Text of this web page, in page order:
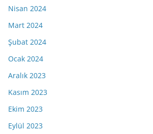
Nisan 2024
Mart 2024
Şubat 2024
Ocak 2024
Aralık 2023
Kasım 2023
Ekim 2023
Eylül 2023